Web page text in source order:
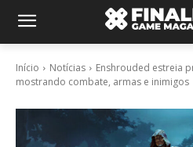
Início Notícias
Enshrouded estreia
mostrando combate, armas e inimigos